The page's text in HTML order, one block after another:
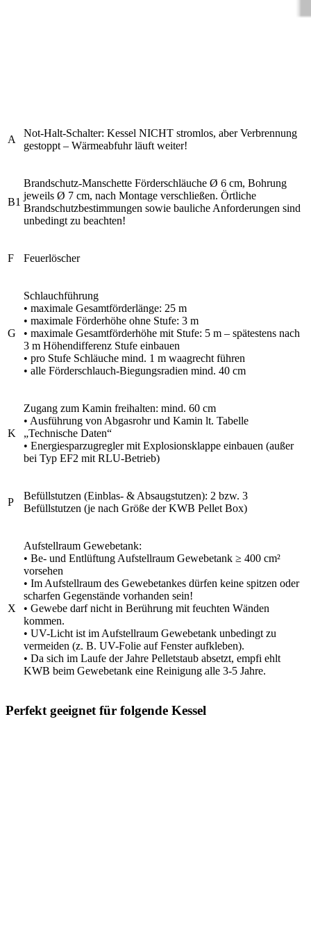
A
Not-Halt-Schalter: Kessel NICHT stromlos, aber Verbrennung
gestoppt – Wärmeabfuhr läuft weiter!
B1
Brandschutz-Manschette Förderschläuche Ø 6 cm, Bohrung
jeweils Ø 7 cm, nach Montage verschließen. Örtliche
Brandschutzbestimmungen sowie bauliche Anforderungen sind
unbedingt zu beachten!
F Feuerlöscher
G
Schlauchführung
• maximale Gesamtförderlänge: 25 m
• maximale Förderhöhe ohne Stufe: 3 m
• maximale Gesamtförderhöhe mit Stufe: 5 m – spätestens nach
3 m Höhendifferenz Stufe einbauen
• pro Stufe Schläuche mind. 1 m waagrecht führen
• alle Förderschlauch-Biegungsradien mind. 40 cm
K
Zugang zum Kamin freihalten: mind. 60 cm
• Ausführung von Abgasrohr und Kamin lt. Tabelle
„Technische Daten“
• Energiesparzugregler mit Explosionsklappe einbauen (außer
bei Typ EF2 mit RLU-Betrieb)
P
Befüllstutzen (Einblas- & Absaugstutzen): 2 bzw. 3
Befüllstutzen (je nach Größe der KWB Pellet Box)
X
Aufstellraum Gewebetank:
• Be- und Entlüftung Aufstellraum Gewebetank ≥ 400 cm²
vorsehen
• Im Aufstellraum des Gewebetankes dürfen keine spitzen oder
scharfen Gegenstände vorhanden sein!
• Gewebe darf nicht in Berührung mit feuchten Wänden
kommen.
• UV-Licht ist im Aufstellraum Gewebetank unbedingt zu
vermeiden (z. B. UV-Folie auf Fenster aufkleben).
• Da sich im Laufe der Jahre Pelletstaub absetzt, empfi ehlt
KWB beim Gewebetank eine Reinigung alle 3-5 Jahre.
Perfekt geeignet für folgende Kessel